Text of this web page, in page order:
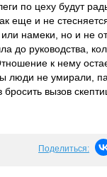
по цеху будут
еще и не
намеки, но и не
до руководства,
к нему
люди не умирали,
бросить вызов
Поделиться: